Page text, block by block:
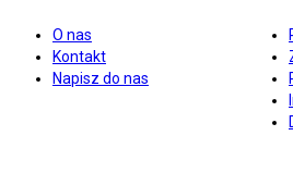
O nas
Kontakt
Napisz do nas